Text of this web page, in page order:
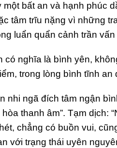
bất an và hạnh phúc
tâm trĩu nặng vì những
luẩn quẩn cảnh trần
có nghĩa là bình yên,
trong lòng bình tĩnh an
nhi ngã đích tâm ngận
thanh âm”. Tạm dịch:
chẳng có buồn vui,
với trạng thái uyên